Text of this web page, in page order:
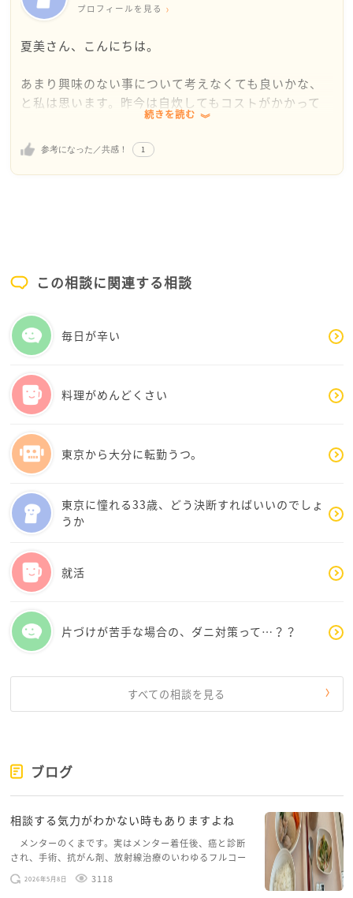
何も得意になる必要はありませんが、何か一つだけご
料理番組(初心者向け)とか、簡単な卵料理(目玉焼きで
もちろんそこに、お惣菜を買ってきて組み合わせるだ
けで、立派な料理になりますよ。
先ずは無理はしないで、一歩ずつ踏み出す。
出来上がりを頂き、達成感を感じて食事を楽しめるこ
とを考えてみるのは、いかがでしょう？
プロフィールを見る
夏美さん、こんにちは。
あまり興味のない事について考えなくても良いかな、
と私は思います。昨今は自炊してもコストがかかって
しまうので、お惣菜やフルーツ、サラダなども既に小
分けされて便利ですよね。
毎日栄養バランス考えるのは大変なので、数日単位や
一週間で食べたものを振り返り、足りないように思う
分のままで良いのではないでしょうか。
ご参考になれば幸いです。
続きを読む
参考になった／共感！ 1
この相談に関連する相談
毎日が辛い
料理がめんどくさい
東京から大分に転勤うつ。
東京に憧れる33歳、どう決断すればいいのでしょ
うか
就活
片づけが苦手な場合の、ダニ対策って…？？
すべての相談を見る
ブログ
相談する気力がわかない時もありますよね
メンターのくまです。実はメンター着任後、癌と診断
され、手術、抗がん剤、放射線治療のいわゆるフルコー
スを体験していて、しばらくメンターカフェに来られて
いませんでした。体力だけでなく、気力も落ちパソコン
2026年5月8日 3118